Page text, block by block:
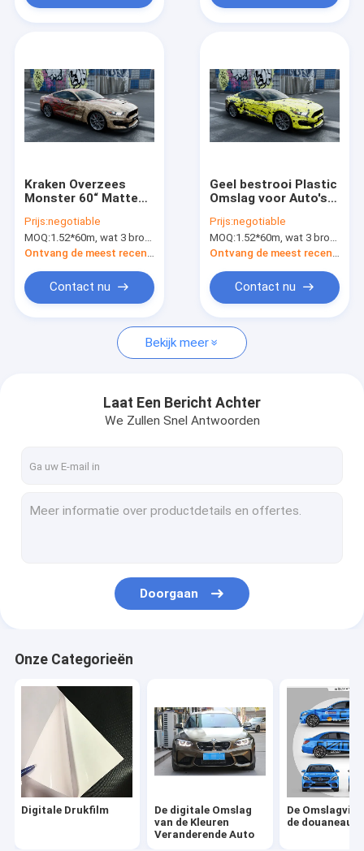
Producten
Ongeveer ons
Fabrieksreis
Nieuws
Verzoek om een Citaat
Digitale Drukfilm
De Omslagvinyl van de douaneauto
TPU-de Beschermingsfilm van de Autoverf
Kraken Overzees
Monster 60“ Matte
het Vinylbroodje van
Lijmpvc
Prijs:negotiable
MOQ:1.52*60m, wat 3 broodjes van 1.52*20m betekent
Ontvang de meest recente Prijs
Contact nu
Geel bestrooi Plastic
Omslag voor Auto's“
1.52*20m 60
Verpakken
Prijs:negotiable
MOQ:1.52*60m, wat 3 broodjes van 1.52*20m betekent
Ontvang de meest recente Prijs
Contact nu
Bekijk meer
Laat Een Bericht Achter
We Zullen Snel Antwoorden
Doorgaan
Onze Categorieën
Digitale Drukfilm
De digitale Omslag
van de Kleuren
Veranderende Auto
De
de douaneauto